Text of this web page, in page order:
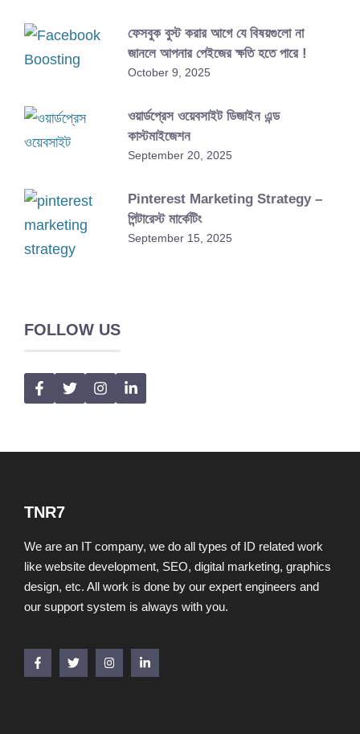
ফেসবুক বুস্ট করার আগে যে বিষয়গুলো না
জানলে আপনার পেইজের ক্ষতি হতে পারে !
October 9, 2025
ওয়ার্ডপ্রেস ওয়েবসাইট ডিজাইন এন্ড
কাস্টমাইজেশন
September 20, 2025
Pinterest Marketing Strategy –
পিন্টারেস্ট মার্কেটিং
September 15, 2025
FOLLOW US
TNR7
We are an IT company, we do all types of ID related work
like website development, SEO, digital marketing, graphics
design, etc. All work is done by our expert engineers and
our support system is always with you.